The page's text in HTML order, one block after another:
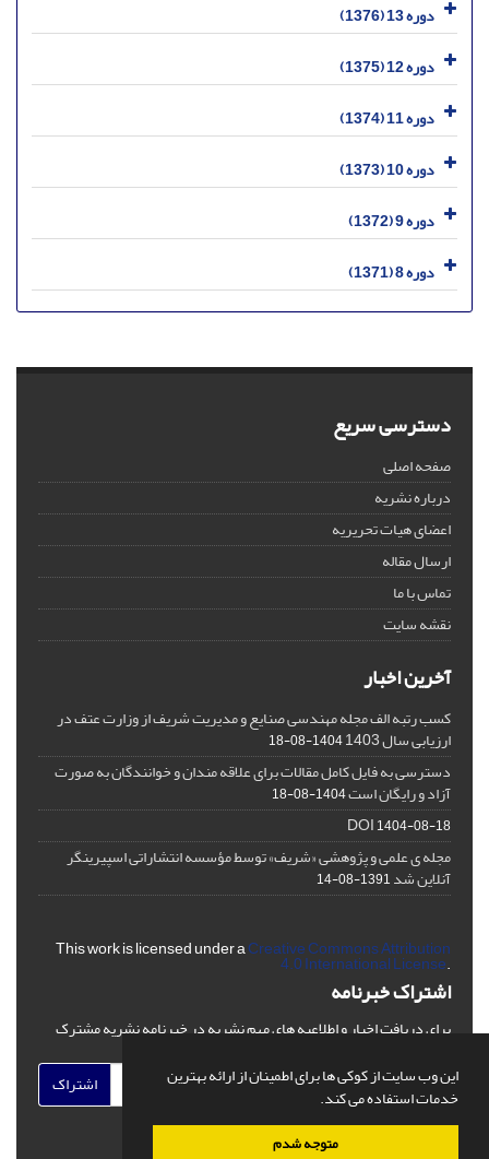
این وب سایت از کوکی ها برای اطمینان از ارائه بهترین
خدمات استفاده می کند.
متوجه شدم
دوره 13 (1376)
دوره 12 (1375)
دوره 11 (1374)
دوره 10 (1373)
دوره 9 (1372)
دوره 8 (1371)
دسترسی سریع
صفحه اصلی
درباره نشریه
اعضای هیات تحریریه
ارسال مقاله
تماس با ما
نقشه سایت
آخرین اخبار
کسب رتبه الف مجله مهندسی صنایع و مدیریت شریف از وزارت عتف در
ارزیابی سال 1403 1404-08-18
دسترسی به فایل کامل مقالات برای علاقه مندان و خوانندگان به صورت
آزاد و رایگان است1404-08-18
DOI1404-08-18
مجله ی علمی و پژوهشی «شریف» توسط مؤسسه انتشاراتی اسپیرینگر
آنلاین شد1391-08-14
This work is licensed under aCreative Commons Attribution
4.0 International License.
اشتراک خبرنامه
برای دریافت اخبار و اطلاعیه های مهم نشریه در خبرنامه نشریه مشترک
اشتراک